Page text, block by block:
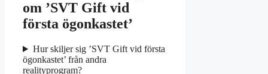
om ’SVT Gift vid
första ögonkastet’
Hur skiljer sig ’SVT Gift vid första
ögonkastet’ från andra
realityprogram?